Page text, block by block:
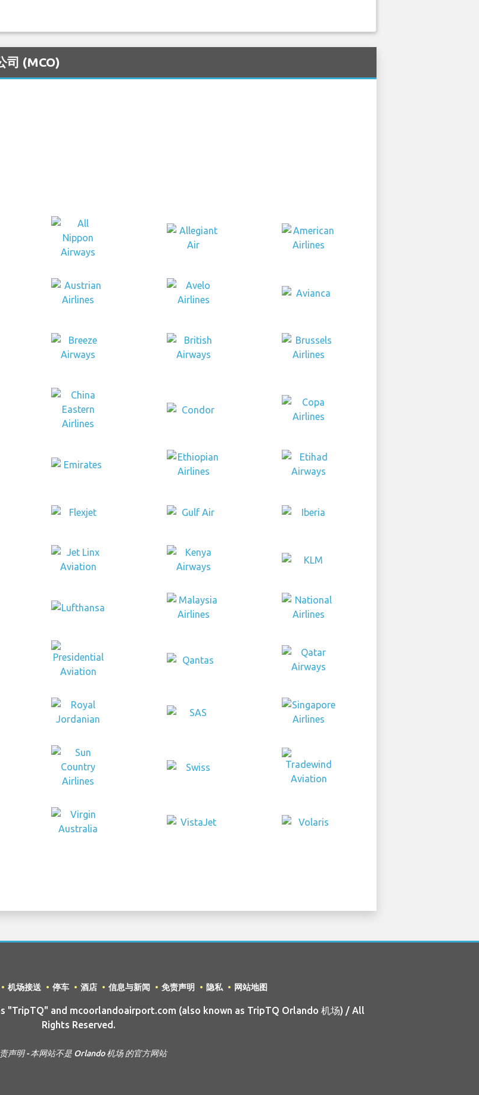
司 (MCO)
机场接送 停车 酒店 信息与新闻 免责声明 隐私 网站地图
"TripTQ" and mcoorlandoairport.com (also known as TripTQ Orlando 机场) / All
Rights Reserved.
声明 - 本网站不是 Orlando 机场 的官方网站